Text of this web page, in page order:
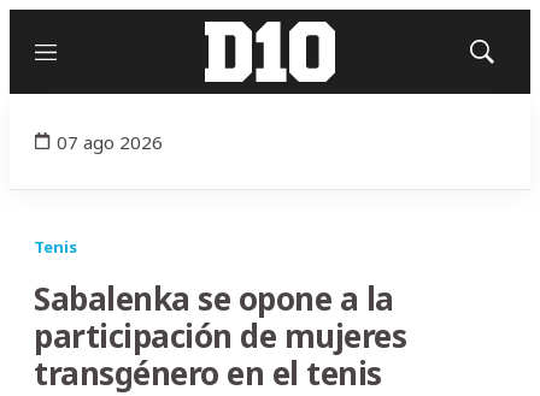
Menú
Mostrar
07 ago 2026
Tenis
Sabalenka se opone a la
participación de mujeres
transgénero en el tenis